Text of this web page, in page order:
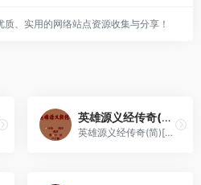
、实用的网络站点资源收集与分享！
英雄源义经传奇(简)[恒格电子](JP)[RPG](2Mb)
英雄源义经传奇(简)[恒格电子](JP)[RPG](2Mb)